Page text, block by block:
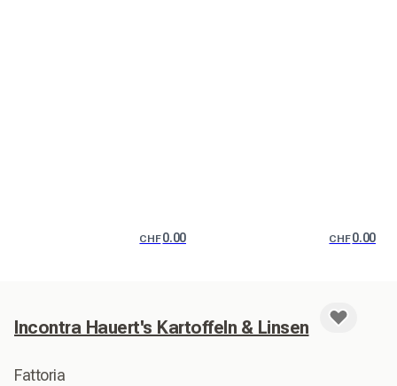
CHF0.00 CHF0.00
Incontra Hauert's Kartoffeln & Linsen
Fattoria